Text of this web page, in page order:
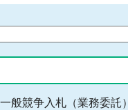
一般競争入札（業務委託）